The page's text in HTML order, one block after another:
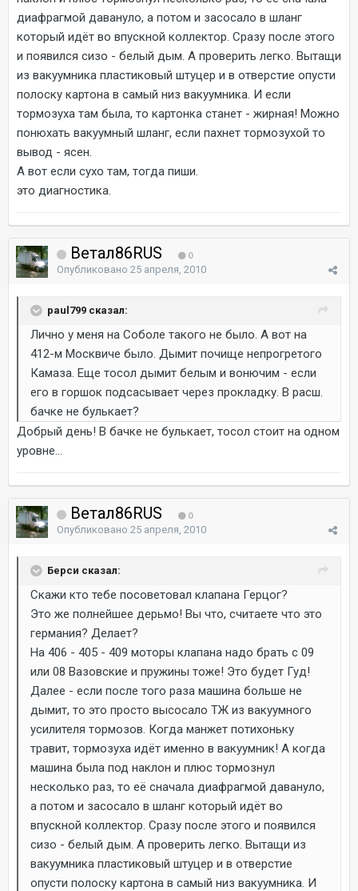
диафрагмой давануло, а потом и засосало в шланг
который идёт во впускной коллектор. Сразу после этого
и появился сизо - белый дым. А проверить легко. Вытащи
из вакуумника пластиковый штуцер и в отверстие опусти
полоску картона в самый низ вакуумника. И если
тормозуха там была, то картонка станет - жирная! Можно
понюхать вакуумный шланг, если пахнет тормозухой то
вывод - ясен.
А вот если сухо там, тогда пиши.
это диагностика.
Ветал86RUS 0
Опубликовано 25 апреля, 2010
paul799 сказал:
Лично у меня на Соболе такого не было. А вот на
412-м Москвиче было. Дымит почище непрогретого
Камаза. Еще тосол дымит белым и вонючим - если
его в горшок подсасывает через прокладку. В расш.
бачке не булькает?
Добрый день! В бачке не булькает, тосол стоит на одном
уровне...
Ветал86RUS 0
Опубликовано 25 апреля, 2010
Берси сказал:
Скажи кто тебе посоветовал клапана Герцог?
Это же полнейшее дерьмо! Вы что, считаете что это
германия? Делает?
На 406 - 405 - 409 моторы клапана надо брать с 09
или 08 Вазовские и пружины тоже! Это будет Гуд!
Далее - если после того раза машина больше не
дымит, то это просто высосало ТЖ из вакуумного
усилителя тормозов. Когда манжет потихоньку
травит, тормозуха идёт именно в вакуумник! А когда
машина была под наклон и плюс тормознул
несколько раз, то её сначала диафрагмой давануло,
а потом и засосало в шланг который идёт во
впускной коллектор. Сразу после этого и появился
сизо - белый дым. А проверить легко. Вытащи из
вакуумника пластиковый штуцер и в отверстие
опусти полоску картона в самый низ вакуумника. И